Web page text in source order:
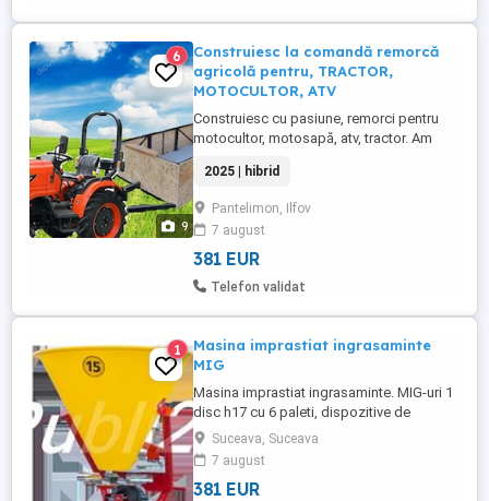
9
6
Construiesc la comandă remorcă
agricolă pentru, TRACTOR,
MOTOCULTOR, ATV
Construiesc cu pasiune, remorci pentru
motocultor, motosapă, atv, tractor. Am
clientului. Costuri decente rezultate din
însumarea valorii materialelor și
manopere; fără adaosuri comerciale.
Sporește-ți considerabil mobilitatea! Îți
fac remorcă după nevoia ta ...
2025 | hibrid
Pantelimon, Ilfov
7 august
381 EUR
Telefon validat
1
Masina imprastiat ingrasaminte
MIG
Masina imprastiat ingrasaminte. MIG-uri 1
disc h17 cu 6 paleti, dispozitive de
blocare inox, grosimea cuvei - 2mm 2
manete pentru reglarea manuala a latimii
de imprastiere (12-14m) Capacitatea cuvei
- 500 litri, cuva plastic Dimensiuni
Suceava, Suceava
7 august
381 EUR